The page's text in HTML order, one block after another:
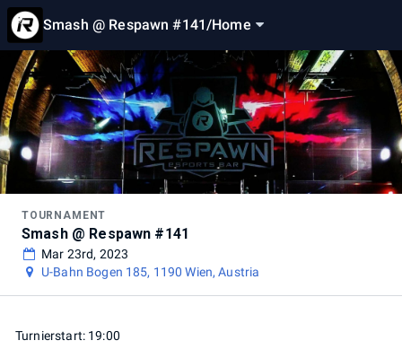
Smash @ Respawn #141/Home
TOURNAMENT
Smash @ Respawn #141
Mar 23rd, 2023
U-Bahn Bogen 185, 1190 Wien, Austria
Turnierstart: 19:00